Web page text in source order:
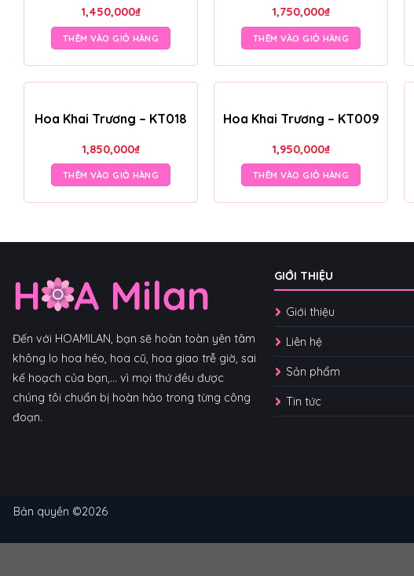
1,450,000₫
THÊM VÀO GIỎ HÀNG
1,750,000₫
THÊM VÀO GIỎ HÀNG
Hoa Khai Trương – KT018
1,850,000₫
THÊM VÀO GIỎ HÀNG
Hoa Khai Trương – KT009
1,950,000₫
THÊM VÀO GIỎ HÀNG
Đến với HOAMILAN, bạn sẽ hoàn toàn yên tâm
không lo hoa héo, hoa cũ, hoa giao trễ giờ, sai
kế hoạch của bạn,... vì mọi thứ đều được
chúng tôi chuẩn bị hoàn hảo trong từng công
đoạn.
GIỚI THIỆU
Giới thiệu
Liên hệ
Sản phẩm
Tin tức
Bản quyền ©2026